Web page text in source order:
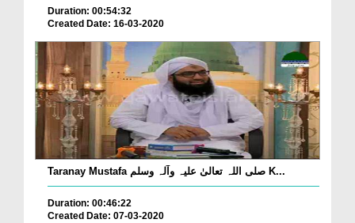
Duration: 00:54:32
Created Date: 16-03-2020
Taranay Mustafa صلی اللہ تعالیٰ علیہ وآلہ وسلم K...
Duration: 00:46:22
Created Date: 07-03-2020